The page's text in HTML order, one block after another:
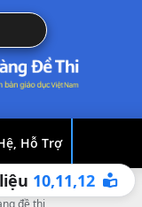
Hỗ Trợ
10,11,12
đề thi